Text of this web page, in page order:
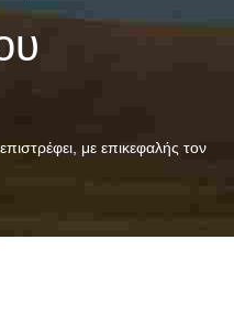
με επικεφαλής τον